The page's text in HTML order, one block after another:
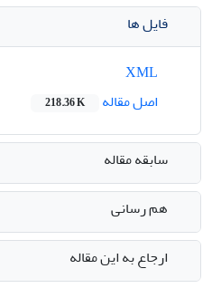
فایل ها
اصل مقاله
218.36 K
سابقه مقاله
هم رسانی
ارجاع به این مقاله